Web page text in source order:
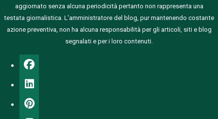
aggiornato senza alcuna periodicità pertanto non rappresenta una
testata giornalistica. L’amministratore del blog, pur mantenendo costante
azione preventiva, non ha alcuna responsabilità per gli articoli, siti e blog
segnalati e per i loro contenuti.